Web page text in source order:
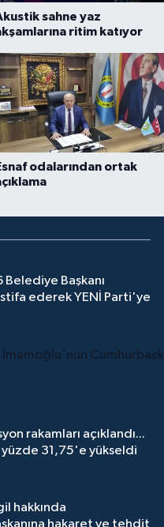
odalarından ortak
ederek YENİ Parti'ye
hakkında